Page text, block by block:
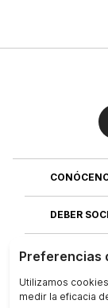
DEBER
ÚNETE AL